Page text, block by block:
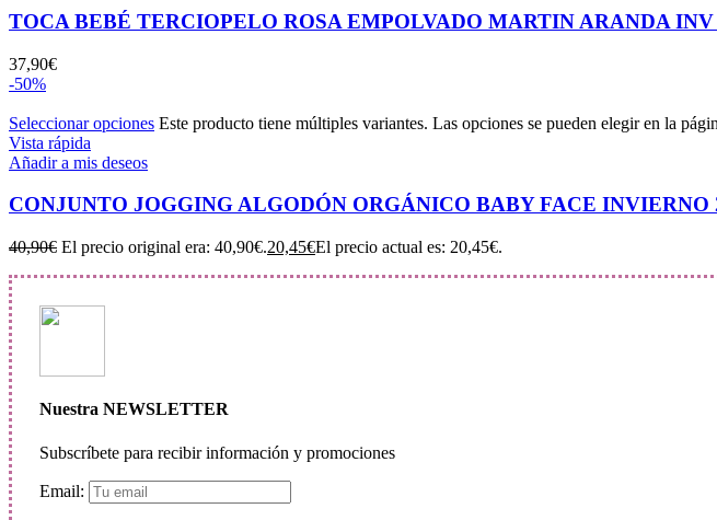
TOCA BEBÉ TERCIOPELO ROSA EMPOLVADO MARTIN ARANDA INV
37,90€
-50%
Seleccionar opciones Este producto tiene múltiples variantes. Las opciones se pueden elegir en la
Vista rápida
Añadir a mis deseos
CONJUNTO JOGGING ALGODÓN ORGÁNICO BABY FACE INVIERNO
40,90€ El precio original era: 40,90€.20,45€El precio actual es: 20,45€.
Nuestra NEWSLETTER
Subscríbete para recibir información y promociones
Email: